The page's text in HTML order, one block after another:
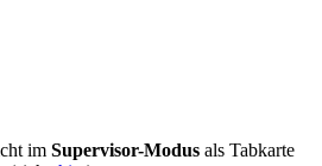
im Supervisor-Modus als Tabkarte